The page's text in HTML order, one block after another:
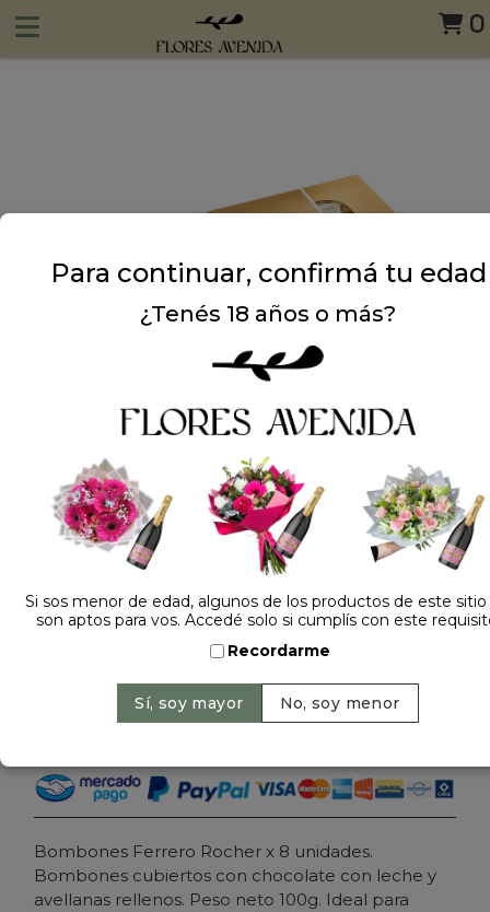
0
Dejá tu opinión
CAJA DE BOMBONES DE CHOCOLATE ROCHER X
8
$ 28.000 33% OFF
Bombones Ferrero Rocher x 8 unidades.
Bombones cubiertos con chocolate con leche y
avellanas rellenos. Peso neto 100g. Ideal para
Para continuar, confirmá tu edad
¿Tenés 18 años o más?
Si sos menor de edad, algunos de los productos de este
son aptos para vos. Accedé solo si cumplís con este
Recordarme